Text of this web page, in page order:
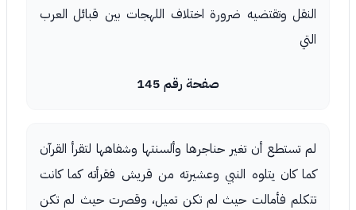
النقل وتقتضيه ضرورة اختلاف اللهجات بين قبائل العرب
التي
صفحة رقم 145
لم تستطع أن تغير حناجرها وألسنتها وشفاهها لتقرأ القرآن
كما كان يتلوه النبي وعشيرته من قريش فقرأته كما كانت
تتكلم فأمالت حيث لم تكن تميل، وقصرت حيث لم تكن